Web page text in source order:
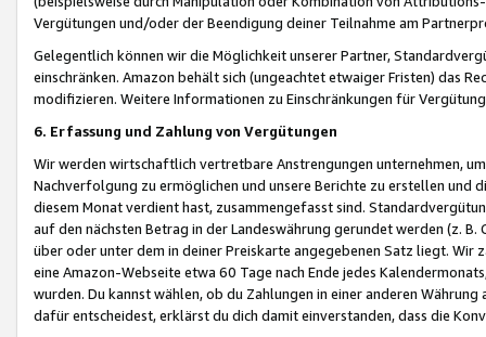
Vergütungen und/oder der Beendigung deiner Teilnahme am
Gelegentlich können wir die Möglichkeit unserer Partner,
einschränken. Amazon behält sich (ungeachtet etwaiger Fristen) das
modifizieren. Weitere Informationen zu Einschränkungen für
6. Erfassung und Zahlung von Vergütungen
Wir werden wirtschaftlich vertretbare Anstrengungen unternehmen,
Nachverfolgung zu ermöglichen und unsere Berichte zu erstellen und
diesem Monat verdient hast, zusammengefasst sind.
auf den nächsten Betrag in der Landeswährung gerundet werden (z.
über oder unter dem in deiner Preiskarte angegebenen Satz liegt.
eine Amazon-Webseite etwa 60 Tage nach Ende jedes
wurden. Du kannst wählen, ob du Zahlungen in einer anderen
dafür entscheidest, erklärst du dich damit einverstanden, dass die